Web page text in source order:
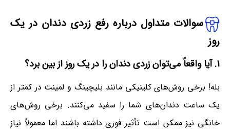
سوالات متداول درباره رفع زردی دندان در یک
روز
۱. آیا واقعاً می‌توان زردی دندان را در یک روز از بین برد؟
بله! برخی روش‌های کلینیکی مانند بلیچینگ و لمینت در کمتر از
یک ساعت دندان‌های شما را سفید می‌کنند. برخی روش‌های
خانگی نیز ممکن است تأثیر فوری داشته باشند اما معمولاً نیاز